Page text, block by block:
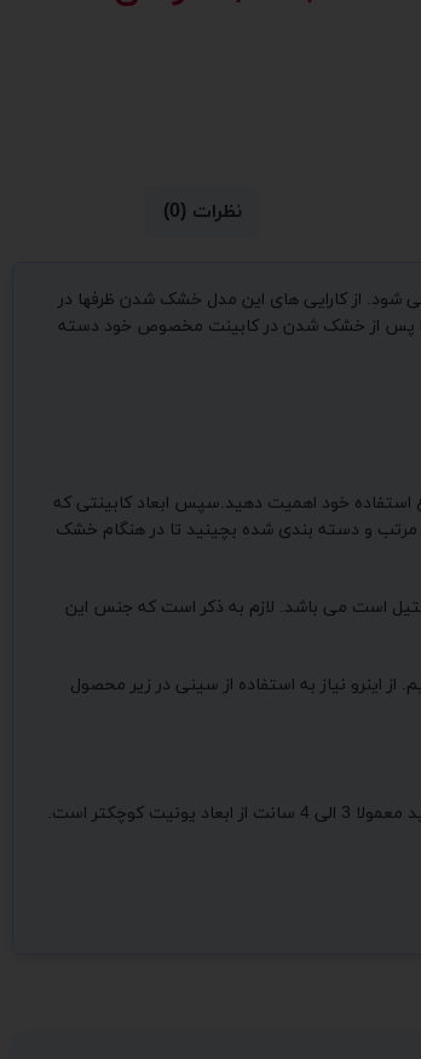
نظرات (0)
شود. از کارایی های این مدل خشک شدن ظرفها در
را پس از خشک شدن در کابینت مخصوص خود دسته
استفاده خود اهمیت دهید.سپس ابعاد کابینتی که
استفاده سعی کنید ظروف را به صورت مرتب و دسته بندی شده بچینید تا در هنگام خشک
جنس این محصول که جادار، شیک و مخصوص خانم های با سلیقه است استیل 304 که بهترین نوع استیل است می باشد. لازم به ذکر است که جنس این
اینرو نیاز به استفاده از سینی در زیر محصول
در مورد ابعاد این محصول همانطور که عرض شد دارای یونیت 80،90 و 100 می باشد و در هنگام خرید باید به یونیت آن اشاره کرد. اگر عرض داخل کابینت را اندازه بگیریید معمولا 3 الی 4 سانت از ابعاد یونیت کوچکتر است.